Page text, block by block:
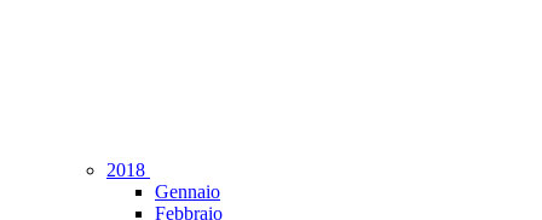
2018
Gennaio
Febbraio